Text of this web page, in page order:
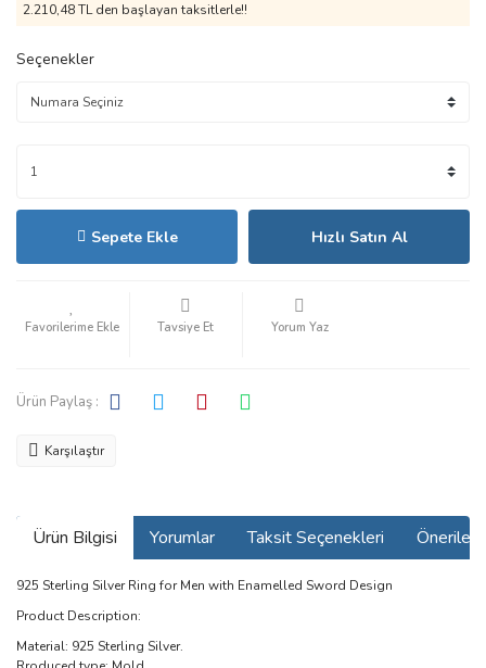
2.210,48 TL den başlayan taksitlerle!!
Seçenekler
Sepete Ekle Hızlı Satın Al
Tavsiye Et Yorum Yaz
Ürün Paylaş :
Karşılaştır
Ürün Bilgisi Yorumlar Taksit Seçenekleri
925 Sterling Silver Ring for Men with Enamelled Sword Design
Product Description:
Material: 925 Sterling Silver.